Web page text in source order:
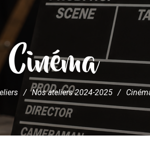
Cinéma
/ Nos ateliers 2024-2025 /